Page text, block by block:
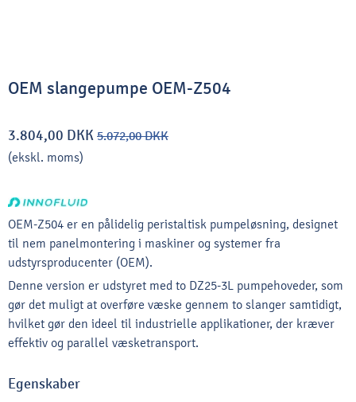
OEM slangepumpe OEM-Z504
3.804,00 DKK 5.072,00 DKK
(ekskl. moms)
OEM-Z504 er en pålidelig peristaltisk pumpeløsning, designet
til nem panelmontering i maskiner og systemer fra
udstyrsproducenter (OEM).
Denne version er udstyret med to DZ25-3L pumpehoveder, som
gør det muligt at overføre væske gennem to slanger samtidigt,
hvilket gør den ideel til industrielle applikationer, der kræver
effektiv og parallel væsketransport.
Egenskaber